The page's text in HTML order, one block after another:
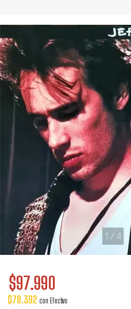
1 / 4
$97.990
$78.392 con Efectivo